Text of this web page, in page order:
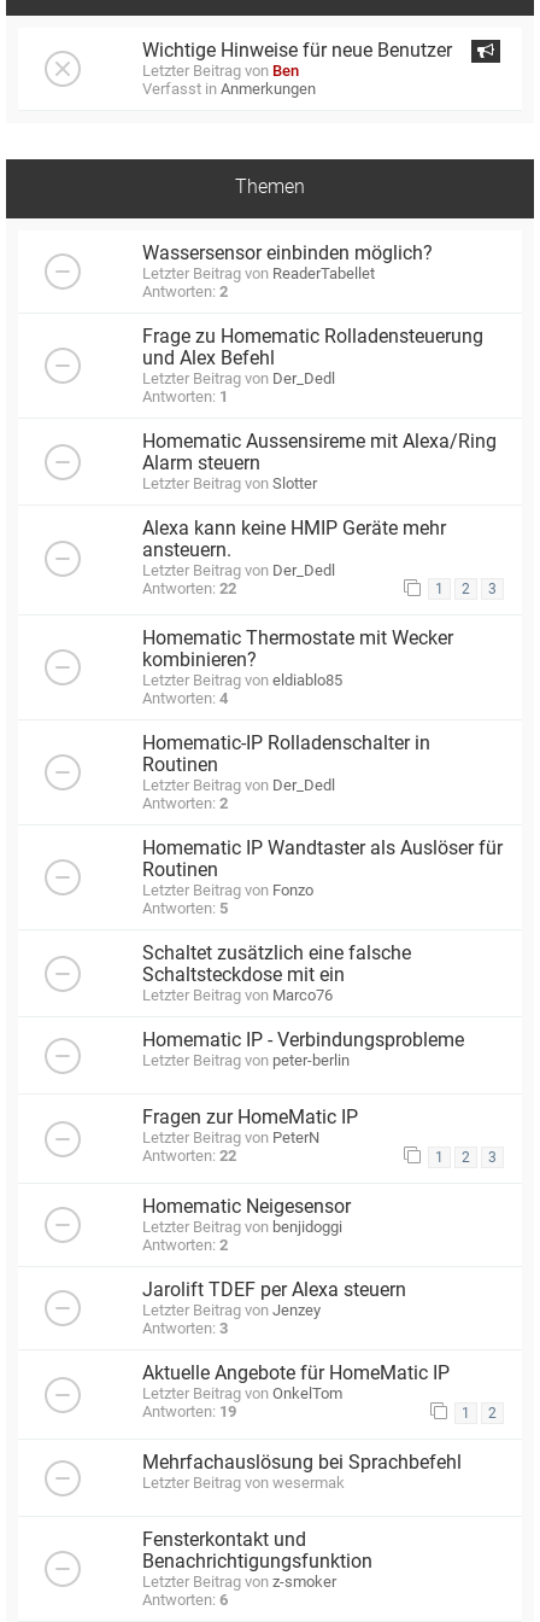
Wichtige Hinweise für neue Benutzer
Letzter Beitrag von Ben
Verfasst in Anmerkungen
Themen
Wassersensor einbinden möglich?
Letzter Beitrag von ReaderTabellet
Antworten: 2
Frage zu Homematic Rolladensteuerung
und Alex Befehl
Letzter Beitrag von Der_Dedl
Antworten: 1
Homematic Aussensireme mit Alexa/Ring
Alarm steuern
Letzter Beitrag von Slotter
Alexa kann keine HMIP Geräte mehr
ansteuern.
Letzter Beitrag von Der_Dedl
Antworten: 22 1 2 3
Homematic Thermostate mit Wecker
kombinieren?
Letzter Beitrag von eldiablo85
Antworten: 4
Homematic-IP Rolladenschalter in
Routinen
Letzter Beitrag von Der_Dedl
Antworten: 2
Homematic IP Wandtaster als Auslöser für
Routinen
Letzter Beitrag von Fonzo
Antworten: 5
Schaltet zusätzlich eine falsche
Schaltsteckdose mit ein
Letzter Beitrag von Marco76
Homematic IP - Verbindungsprobleme
Letzter Beitrag von peter-berlin
Fragen zur HomeMatic IP
Letzter Beitrag von PeterN
Antworten: 22 1 2 3
Homematic Neigesensor
Letzter Beitrag von benjidoggi
Antworten: 2
Jarolift TDEF per Alexa steuern
Letzter Beitrag von Jenzey
Antworten: 3
Aktuelle Angebote für HomeMatic IP
Letzter Beitrag von OnkelTom
Antworten: 19 1 2
Mehrfachauslösung bei Sprachbefehl
Letzter Beitrag von wesermak
Fensterkontakt und
Benachrichtigungsfunktion
Letzter Beitrag von z-smoker
Antworten: 6